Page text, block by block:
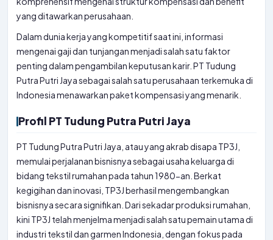
yang ditawarkan perusahaan.
Dalam dunia kerja yang kompetitif saat ini, informasi
mengenai gaji dan tunjangan menjadi salah satu faktor
penting dalam pengambilan keputusan karir. PT Tudung
Putra Putri Jaya sebagai salah satu perusahaan terkemuka di
Indonesia menawarkan paket kompensasi yang menarik.
Profil PT Tudung Putra Putri Jaya
PT Tudung Putra Putri Jaya, atau yang akrab disapa TP3J,
memulai perjalanan bisnisnya sebagai usaha keluarga di
bidang tekstil rumahan pada tahun 1980-an. Berkat
kegigihan dan inovasi, TP3J berhasil mengembangkan
bisnisnya secara signifikan. Dari sekadar produksi rumahan,
kini TP3J telah menjelma menjadi salah satu pemain utama di
industri tekstil dan garmen Indonesia, dengan fokus pada